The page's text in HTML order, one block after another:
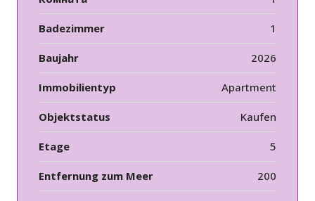
Badezimmer 1
Baujahr 2026
Immobilientyp Apartment
Objektstatus Kaufen
Etage 5
Entfernung zum Meer 200